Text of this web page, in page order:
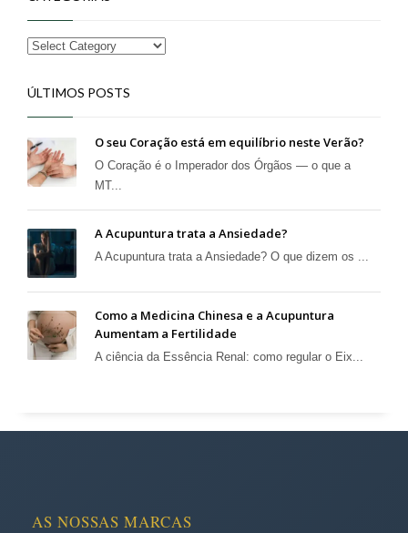
ÚLTIMOS POSTS
O seu Coração está em equilíbrio neste Verão?
O Coração é o Imperador dos Órgãos — o que a
MT...
A Acupuntura trata a Ansiedade?
A Acupuntura trata a Ansiedade? O que dizem os ...
Como a Medicina Chinesa e a Acupuntura
Aumentam a Fertilidade
A ciência da Essência Renal: como regular o Eix...
AS NOSSAS MARCAS